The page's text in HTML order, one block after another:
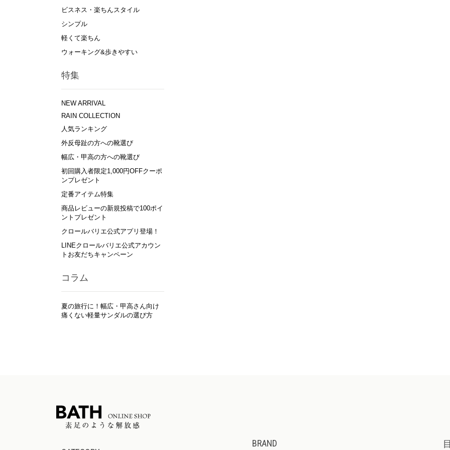
ビスネス・楽ちんスタイル
シンプル
軽くて楽ちん
ウォーキング&歩きやすい
特集
NEW ARRIVAL
RAIN COLLECTION
人気ランキング
外反母趾の方への靴選び
幅広・甲高の方への靴選び
初回購入者限定1,000円OFFクーポ
ンプレゼント
定番アイテム特集
商品レビューの新規投稿で100ポイ
ントプレゼント
クロールバリエ公式アプリ登場！
LINEクロールバリエ公式アカウン
トお友だちキャンペーン
コラム
夏の旅行に！幅広・甲高さん向け
痛くない軽量サンダルの選び方
BRAND